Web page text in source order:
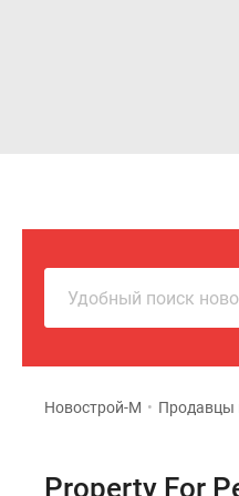
Удобный поиск
Новострой-М • Продавцы
Property For